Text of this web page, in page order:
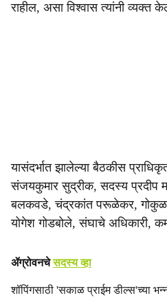
राहील, असा विश्वास त्यांनी व्यक्त
यासंदर्भात झालेल्या बैठकीस
संजयकुमार सुद्रीक, सदस्य प्रदीप
बलकवडे, चंद्रकांत परूळेकर,
योगेश गोडबोले, संघाचे अधिकारी,
ॲग्रोवनचेसदस्य व्हा
शॉपिंगसाठी 'सकाळ प्राईम डील्स'च्या